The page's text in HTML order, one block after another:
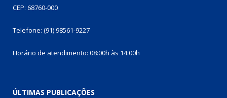
CEP: 68760-000
Telefone: (91) 98561-9227
Horário de atendimento: 08:00h às 14:00h
ÚLTIMAS PUBLICAÇÕES